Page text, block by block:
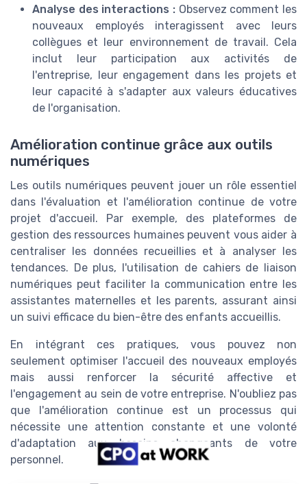
Analyse des interactions : Observez comment les
nouveaux employés interagissent avec leurs
collègues et leur environnement de travail. Cela
inclut leur participation aux activités de
l'entreprise, leur engagement dans les projets et
leur capacité à s'adapter aux valeurs éducatives
de l'organisation.
Amélioration continue grâce aux outils
numériques
Les outils numériques peuvent jouer un rôle essentiel
dans l'évaluation et l'amélioration continue de votre
projet d'accueil. Par exemple, des plateformes de
gestion des ressources humaines peuvent vous aider à
centraliser les données recueillies et à analyser les
tendances. De plus, l'utilisation de cahiers de liaison
numériques peut faciliter la communication entre les
assistantes maternelles et les parents, assurant ainsi
un suivi efficace du bien-être des enfants accueillis.
En intégrant ces pratiques, vous pouvez non
seulement optimiser l'accueil des nouveaux employés
mais aussi renforcer la sécurité affective et
l'engagement au sein de votre entreprise. N'oubliez pas
que l'amélioration continue est un processus qui
nécessite une attention constante et une volonté
d'adaptation aux besoins changeants de votre
personnel.